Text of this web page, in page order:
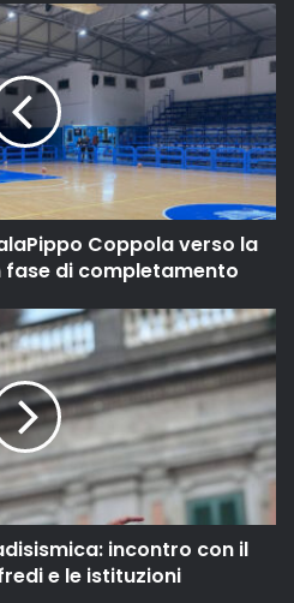
Coppola verso la
di completamento
incontro con il
e le istituzioni